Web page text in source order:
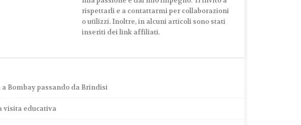
rispettarli e a contattarmi per collaborazioni
o utilizzi. Inoltre, in alcuni articoli sono stati
inseriti dei link affiliati.
Bombay passando da Brindisi
visita educativa